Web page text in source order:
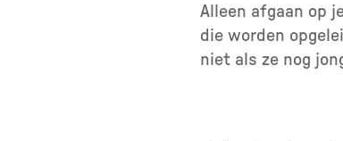
Alleen afgaan op
die worden
niet als ze nog